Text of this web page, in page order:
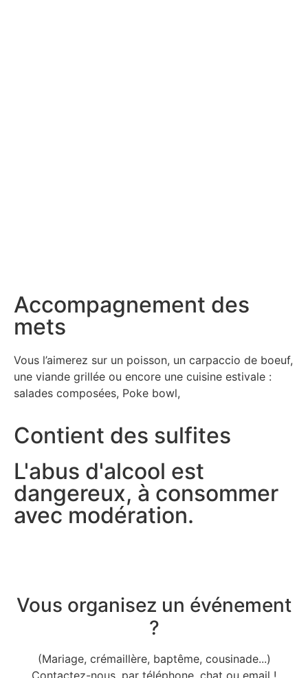
Accompagnement des
mets
Vous l’aimerez sur un poisson, un carpaccio de boeuf,
une viande grillée ou encore une cuisine estivale :
salades composées, Poke bowl,
Contient des sulfites
L'abus d'alcool est
dangereux, à consommer
avec modération.
Vous organisez un événement
?
(Mariage, crémaillère, baptême, cousinade...)